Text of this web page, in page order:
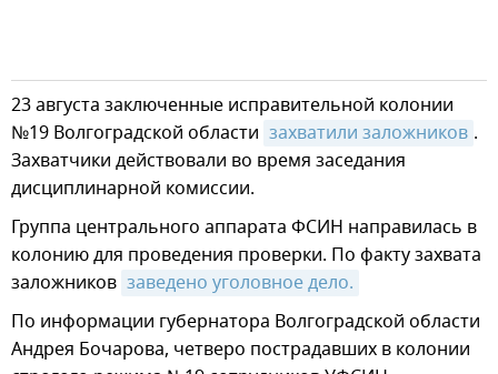
23 августа заключенные исправительной колонии
№19 Волгоградской области захватили заложников .
Захватчики действовали во время заседания
дисциплинарной комиссии.
Группа центрального аппарата ФСИН направилась в
колонию для проведения проверки. По факту захвата
заложников заведено уголовное дело.
По информации губернатора Волгоградской области
Андрея Бочарова, четверо пострадавших в колонии